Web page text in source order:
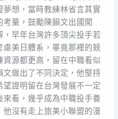
想，當時教練林省言其實
量，鼓勵陳韻文出國闖
早年台灣許多頂尖投手若
美日體系，畢竟那裡的競
源都更高，留在中職看似
做出了不同決定，他堅持
證明留在台灣發展不一定
來看，幾乎成為中職投手養
沒有走上旅美小聯盟的漫